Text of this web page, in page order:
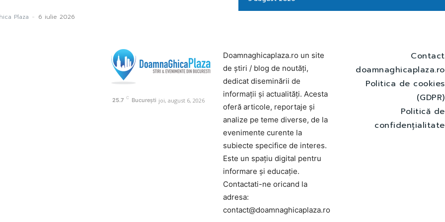
Plaza - 6 iulie 2026
25.7 C București joi, august 6, 2026
Doamnaghicaplaza.ro un site
de știri / blog de noutăți,
dedicat diseminării de
informații și actualități. Acesta
oferă articole, reportaje și
analize pe teme diverse, de la
evenimente curente la
subiecte specifice de interes.
Este un spațiu digital pentru
informare și educație.
Contactati-ne oricand la
adresa:
contact@doamnaghicaplaza.ro
Contact
doamnaghicaplaza.ro
Politica de cookies
(GDPR)
Politică de
confidențialitate